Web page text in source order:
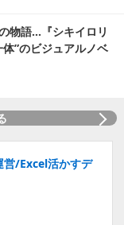
物語…『シキイロリ
”のビジュアルノベ
営/Excel活かすデ